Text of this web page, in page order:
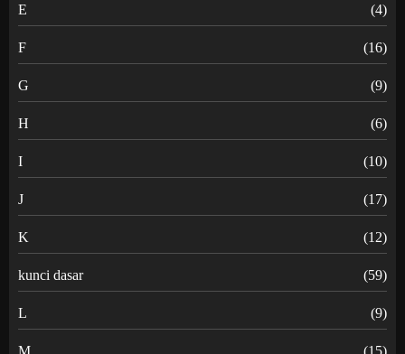
E (4)
F (16)
G (9)
H (6)
I (10)
J (17)
K (12)
kunci dasar (59)
L (9)
M (15)